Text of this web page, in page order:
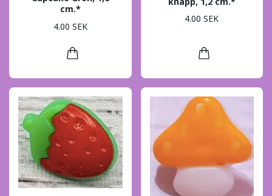
cm.*
4.00 SEK
4.00 SEK